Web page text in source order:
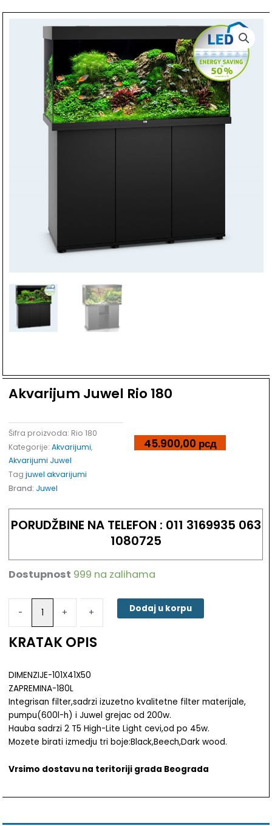
Akvarijum Juwel Rio 180
Šifra proizvoda: Rio 180
Kategorije: Akvarijumi,
Akvarijumi Juwel
Tag juwel akvarijumi
Brand: Juwel
45.900,00 рсд
PORUDŽBINE NA TELEFON : 011 3169935 063
1080725
Dostupnost 999 na zalihama
-
-
Akvarijum
Rio
180
količina
+ + Dodaj u korpu
KRATAK OPIS
DIMENZIJE-101X41X50
ZAPREMINA-180L
Integrisan filter,sadrzi izuzetno kvalitetne filter materijale,
pumpu(600l-h) i Juwel grejac od 200w.
Hauba sadrzi 2 T5 High-Lite Light cevi,od po 45w.
Mozete birati izmedju tri boje:Black,Beech,Dark wood.
Vrsimo dostavu na teritoriji grada Beograda